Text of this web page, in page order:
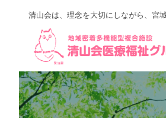
清山会は、理念を大切にしながら、宮
RBAアカデミー